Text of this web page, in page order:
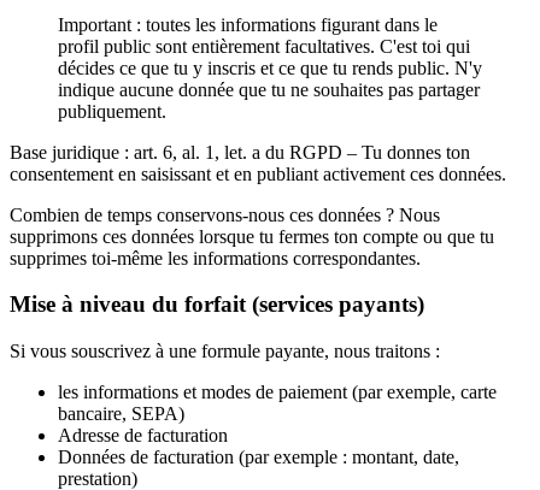
Important : toutes les informations figurant dans le
profil public sont entièrement facultatives. C'est toi qui
décides ce que tu y inscris et ce que tu rends public. N'y
indique aucune donnée que tu ne souhaites pas partager
publiquement.
Base juridique : art. 6, al. 1, let. a du RGPD – Tu donnes ton
consentement en saisissant et en publiant activement ces données.
Combien de temps conservons-nous ces données ? Nous
supprimons ces données lorsque tu fermes ton compte ou que tu
supprimes toi-même les informations correspondantes.
Mise à niveau du forfait (services payants)
Si vous souscrivez à une formule payante, nous traitons :
les informations et modes de paiement (par exemple, carte
bancaire, SEPA)
Adresse de facturation
Données de facturation (par exemple : montant, date,
prestation)